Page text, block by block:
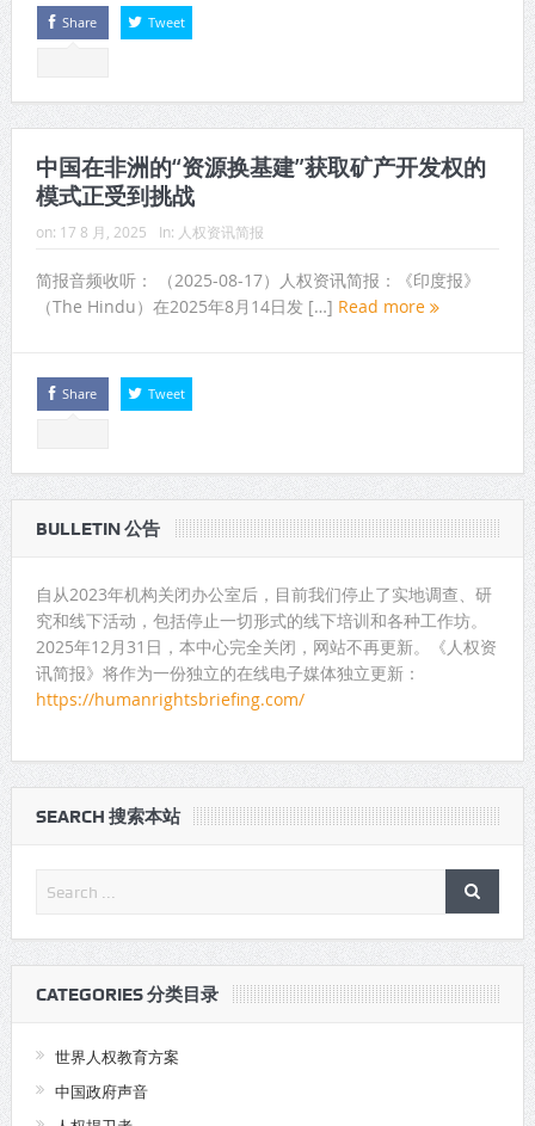
Share Tweet
中国在非洲的“资源换基建”获取矿产开发权的
模式正受到挑战
on: 17 8 月, 2025 In: 人权资讯简报
简报音频收听： （2025-08-17）人权资讯简报：《印度报》
（The Hindu）在2025年8月14日发 […] Read more
Share Tweet
BULLETIN 公告
自从2023年机构关闭办公室后，目前我们停止了实地调查、研
究和线下活动，包括停止一切形式的线下培训和各种工作坊。
2025年12月31日，本中心完全关闭，网站不再更新。《人权资
讯简报》将作为一份独立的在线电子媒体独立更新：
https://humanrightsbriefing.com/
SEARCH 搜索本站
CATEGORIES 分类目录
世界人权教育方案
中国政府声音